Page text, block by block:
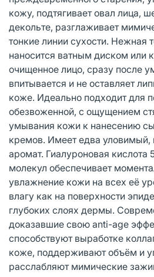
кожу, подтягивает овал лица,
декольте, разглаживает
тонкие линии сухости. Нежная
наносится ватным диском или
очищенное лицо, сразу после
впитывается и не оставляет
коже. Идеально подходит для
обезвоженной, с ощущением
умывания кожи к нанесению
кремов. Имеет едва уловимый,
аромат. Гиалуроновая
молекул обеспечивает
увлажнение кожи на всех её
влагу как на поверхности
глубоких слоях дермы.
доказавшие свою anti-age
способствуют выработке
коже, поддерживают объём и
расслабляют мимические